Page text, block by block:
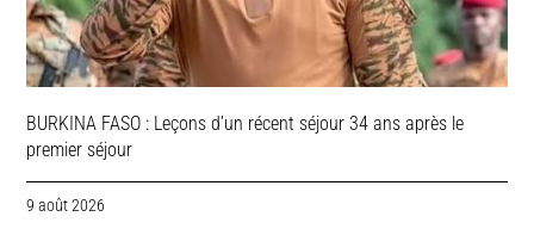
BURKINA FASO : Leçons d’un récent séjour 34 ans après le
premier séjour
9 août 2026